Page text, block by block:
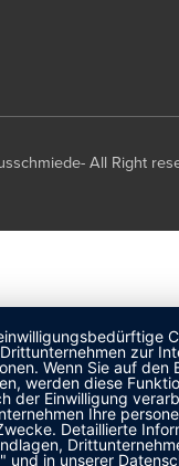
All Right
zur
Wenn Sie auf den
werden diese
der Einwilligung
Ihre
Detaillierte
und in unserer